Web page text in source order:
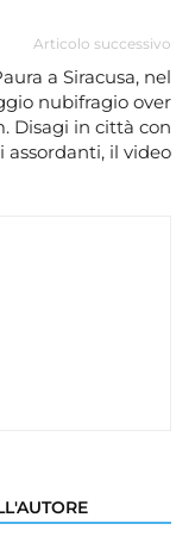
Articolo successivo
a Siracusa, nel
nubifragio over
Disagi in città con
assordanti, il video